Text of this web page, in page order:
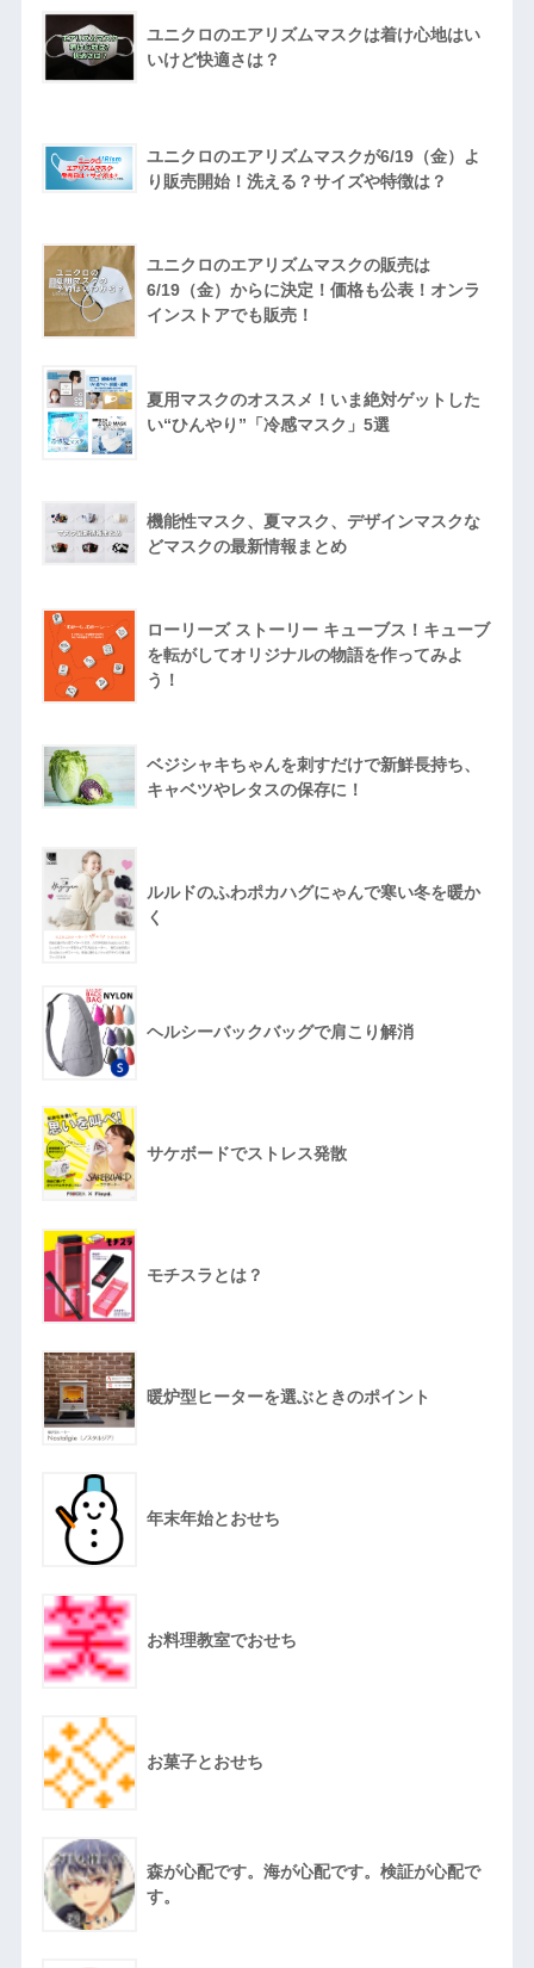
ユニクロのエアリズムマスクは着け心地はい
いけど快適さは？
ユニクロのエアリズムマスクが6/19（金）よ
り販売開始！洗える？サイズや特徴は？
ユニクロのエアリズムマスクの販売は
6/19（金）からに決定！価格も公表！オンラ
インストアでも販売！
夏用マスクのオススメ！いま絶対ゲットした
い“ひんやり”「冷感マスク」5選
機能性マスク、夏マスク、デザインマスクな
どマスクの最新情報まとめ
ローリーズ ストーリー キューブス！キューブ
を転がしてオリジナルの物語を作ってみよ
う！
ベジシャキちゃんを刺すだけで新鮮長持ち、
キャベツやレタスの保存に！
ルルドのふわポカハグにゃんで寒い冬を暖か
く
ヘルシーバックバッグで肩こり解消
サケボードでストレス発散
モチスラとは？
暖炉型ヒーターを選ぶときのポイント
年末年始とおせち
お料理教室でおせち
お菓子とおせち
森が心配です。海が心配です。検証が心配で
す。